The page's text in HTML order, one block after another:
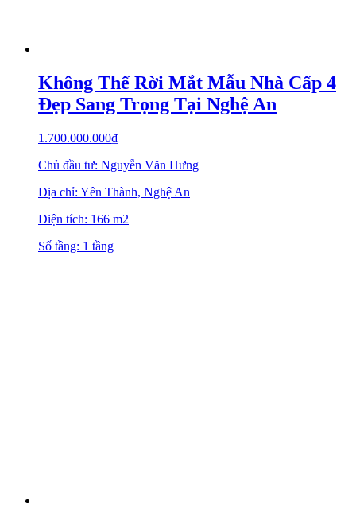
Không Thể Rời Mắt Mẫu Nhà Cấp 4
Đẹp Sang Trọng Tại Nghệ An
1.700.000.000₫
Chủ đầu tư: Nguyễn Văn Hưng
Địa chỉ: Yên Thành, Nghệ An
Diện tích: 166 m2
Số tầng: 1 tầng